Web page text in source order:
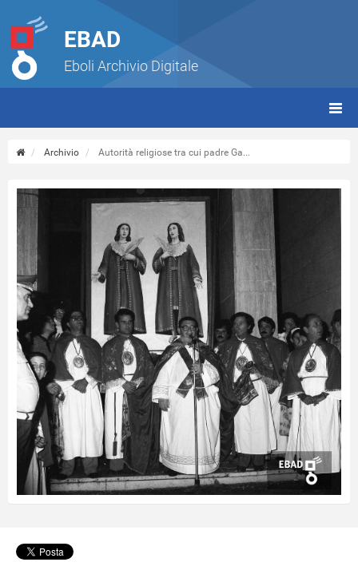
EBAD
Eboli Archivio Digitale
Archivio Autorità religiose tra cui padre Ga...